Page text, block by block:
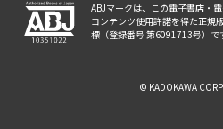
ABJマークは、この電子書店・
コンテンツ使用許諾を得た正規
標（登録番号 第6091713号）で
© KADOKAWA